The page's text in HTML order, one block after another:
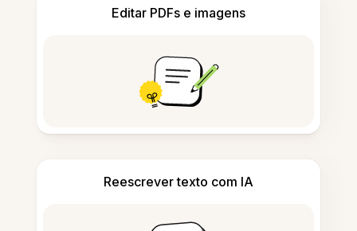
Editar PDFs e imagens
Reescrever texto com IA